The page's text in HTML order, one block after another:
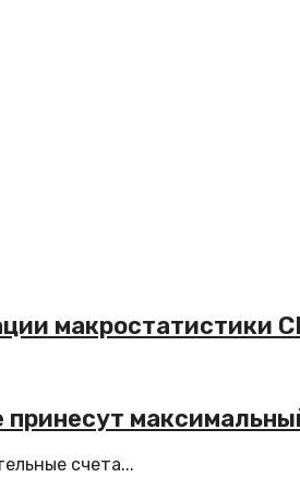
макростатистики
счета...